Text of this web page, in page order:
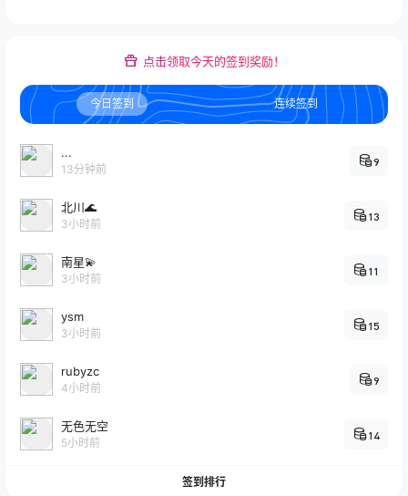
点击领取今天的签到奖励！
今日签到 连续签到
...
13分钟前
9
北川🌊
3小时前
13
南星💫
3小时前
11
ysm
3小时前
15
rubyzc
4小时前
9
无色无空
5小时前
14
签到排行